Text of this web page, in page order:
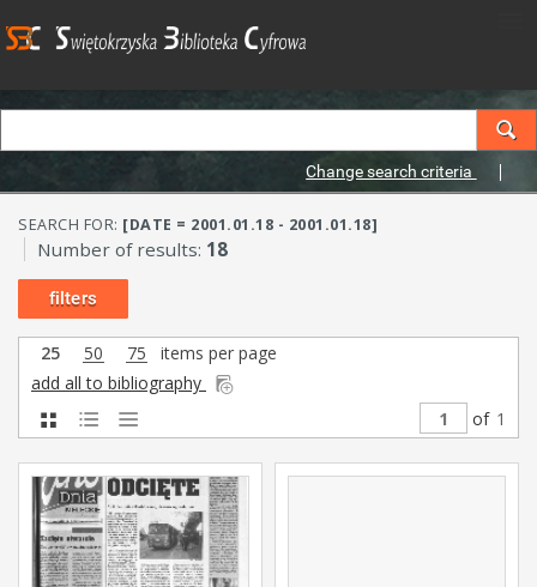
Change search criteria
SEARCH FOR: [DATE = 2001.01.18 - 2001.01.18]
Number of results: 18
filters
25 50 75
items per page
add all to bibliography
of 1